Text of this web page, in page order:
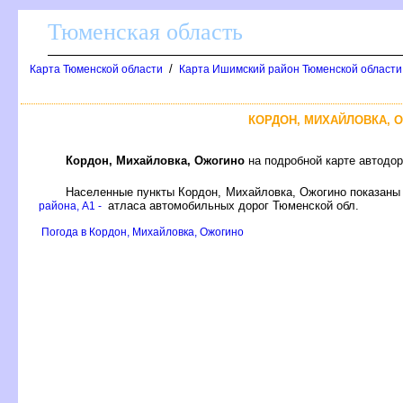
Тюменская область
Карта Тюменской области / Карта Ишимский район Тюменской
КОРДОН, МИХАЙЛОВКА,
Кордон, Михайловка, Ожогино на подробной карте
Населенные пункты Кордон, Михайловка, Ожогино показаны
района, A1 - атласа автомобильных дорог Тюменской обл.
Погода в Кордон, Михайловка, Ожогино